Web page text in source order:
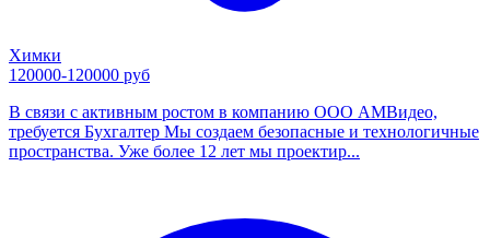
Химки
120000-120000 руб
В связи с активным ростом в компанию ООО АМВидео,
требуется Бухгалтер Мы создаем безопасные и технологичные
пространства. Уже более 12 лет мы проектир...